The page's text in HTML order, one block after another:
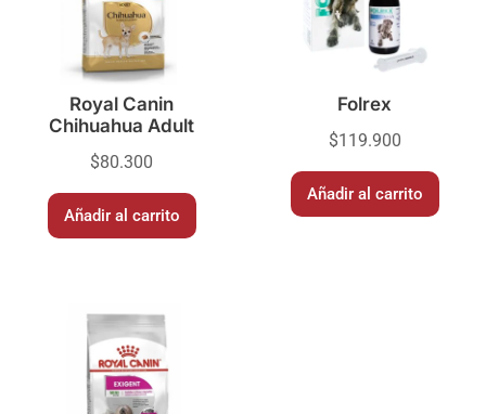
Royal Canin
Chihuahua Adult
$80.300
Añadir al carrito
Folrex
$119.900
Añadir al carrito